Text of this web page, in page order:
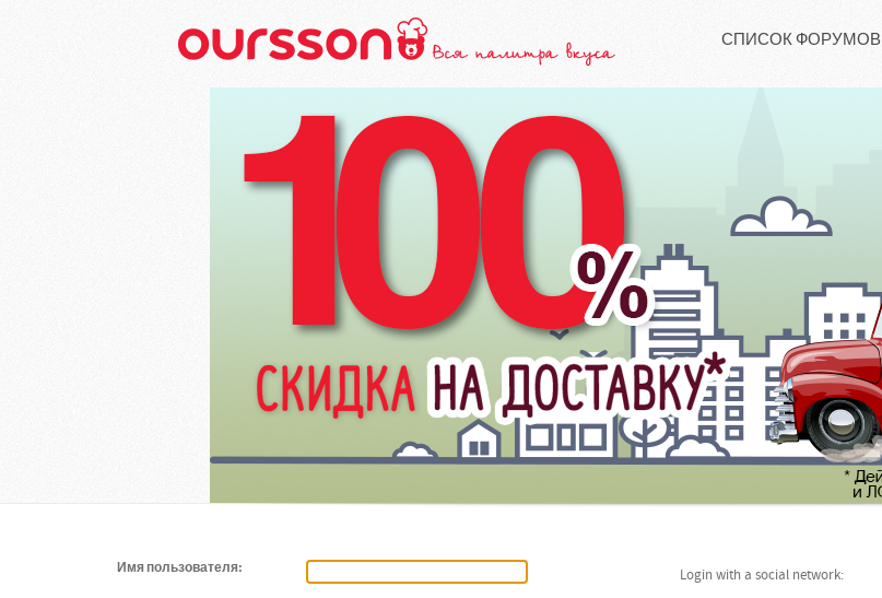
СПИСОК ФОРУМОВ
Имя пользователя: Login with a social network: